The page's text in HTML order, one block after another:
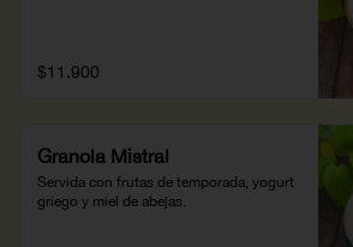
$11.900
Granola Mistral
Servida con frutas de temporada, yogurt
griego y miel de abejas.